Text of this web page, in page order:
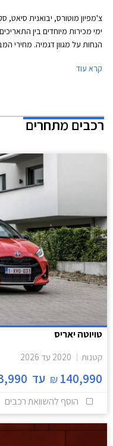
צ'מפיון מוטורס, יבואנית סיאט,
הנחות על מגוון דגמיה. מחירי
ופולקסווגן.
קרא עוד
רכבים מתחרים
טויוטה יאריס
קטנות 2020 עד 2026
140,990
₪ עד
הוסף להשוואת רכבים